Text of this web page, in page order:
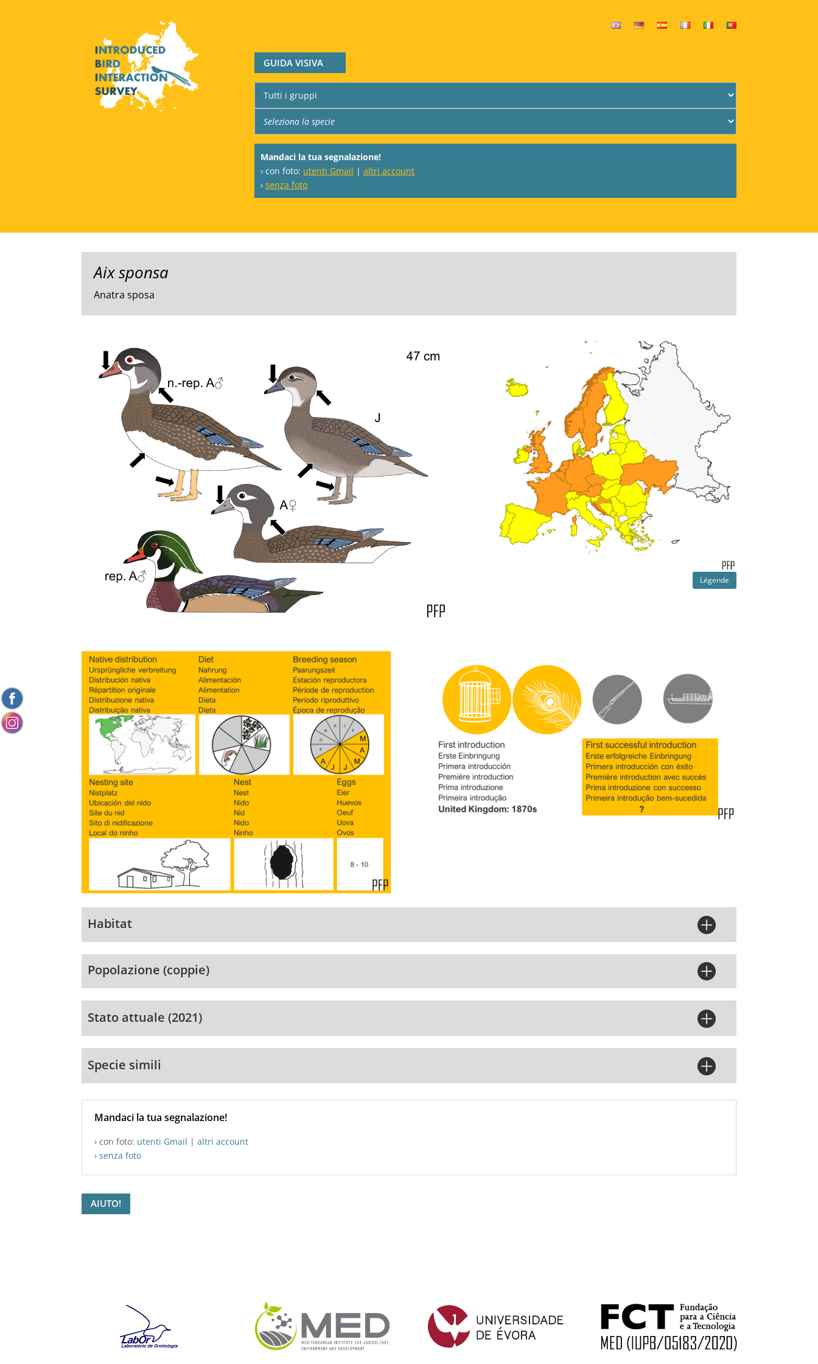
GUIDA VISIVA
Mandaci la tua segnalazione!
› con foto: utenti Gmail | altri account
› senza foto
Aix sponsa
Anatra sposa
Légende
Habitat 
Popolazione (coppie) 
Stato attuale (2021) 
Specie simili 
Mandaci la tua segnalazione!
› con foto: utenti Gmail |altri account
›senza foto
AIUTO!